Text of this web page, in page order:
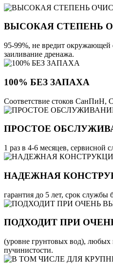
ВЫСОКАЯ СТЕПЕНЬ
95-99%, не вредит окружающей
заиливание дренажа.
100% БЕЗ ЗАПАХА
Соответствие стоков
ПРОСТОЕ
1 раз в 4-6 месяцев, сервисной
НАДЕЖНАЯ
гарантия до 5 лет, срок службы
ПОДХОДИТ ПРИ
(уровне грунтовых вод), любых
пучинистости.